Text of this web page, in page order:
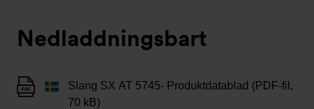
Nedladdningsbart
Slang SX AT 5745- Produktdatablad (PDF-fil,
70 kB)